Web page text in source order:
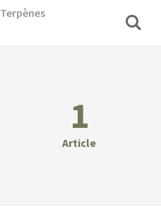
Terpènes
1
Article